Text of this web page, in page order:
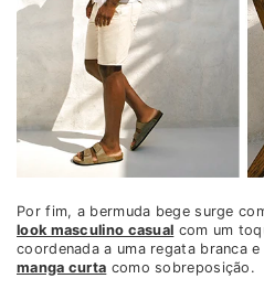
Por fim, a bermuda bege surge
look masculino casual com um
coordenada a uma regata branca
manga curta como sobreposição.